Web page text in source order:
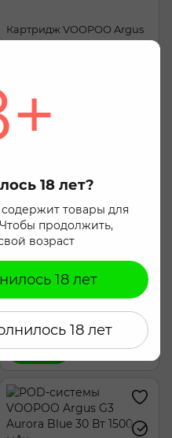
соглашаетесь с
для маркетинга,
Нажмите кнопку
на
Подробнее можно
Пользовательское
18 лет?
товары для
продолжить,
возраст
18 лет
18 лет
Картридж VOOPOO Argus
Snap
VOOPOO Argus Top Fill V2
Купить